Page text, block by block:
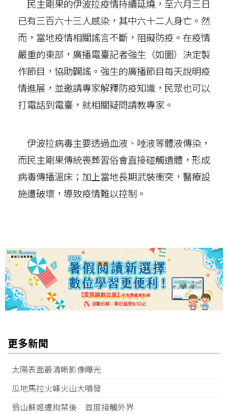
民主剛果的伊波拉疫情持續延燒，至六月三日
已有三百六十三人感染，其中六十二人身亡。然
而，當地疫情相關謠言不斷，阻礙防疫。在疫情
嚴重的東部，廣播電臺記者強生（如圖）決定製
作節目，協助闢謠。強生的廣播節目每天說明疫
情進展，並邀請專家解釋防疫知識，民眾也可以
打電話到電臺，就相關疑問請教專家。
伊波拉病毒主要透過血液、唾液等體液傳染，
而民主剛果傳統喪葬習俗會直接碰觸遺體，形成
病毒傳播溫床；加上當地長期武裝衝突，醫療設
施遭破壞，導致疫情難以控制。
更多新聞
太陽表面最清晰影像曝光
瓜地馬拉火峰火山大噴發
翁山蘇姬遭拘禁後 首度接觸外界